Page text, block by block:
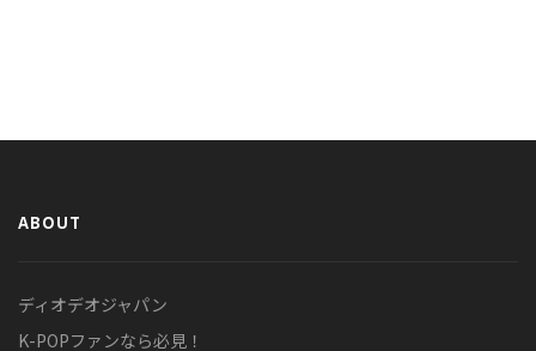
ABOUT
ディオデオジャパン
K-POPファンなら必見！